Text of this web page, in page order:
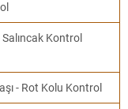
Salıncak Kontrol
- Rot Kolu Kontrol